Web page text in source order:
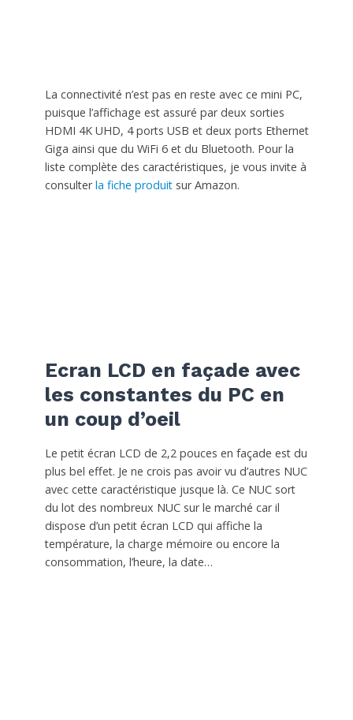
La connectivité n’est pas en reste avec ce mini PC,
puisque l’affichage est assuré par deux sorties
HDMI 4K UHD, 4 ports USB et deux ports Ethernet
Giga ainsi que du WiFi 6 et du Bluetooth. Pour la
liste complète des caractéristiques, je vous invite à
consulterla fiche produitsur Amazon.
Ecran LCD en façade avec
les constantes du PC en
un coup d’oeil
Le petit écran LCD de 2,2 pouces en façade est du
plus bel effet. Je ne crois pas avoir vu d’autres NUC
avec cette caractéristique jusque là. Ce NUC sort
du lot des nombreux NUC sur le marché car il
dispose d’un petit écran LCD qui affiche la
température, la charge mémoire ou encore la
consommation, l’heure, la date…